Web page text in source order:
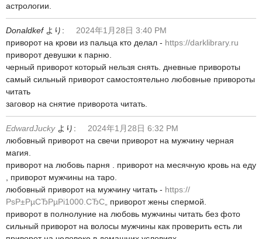
астрологии.
Donaldkef より:
2024年1月28日 3:40 PM
приворот на крови из пальца кто делал - https://darklibrary.ru
приворот девушки к парню.
черный приворот который нельзя снять. дневные привороты
самый сильный приворот самостоятельно любовные привороты
читать
заговор на снятие приворота читать.
EdwardJucky より:
2024年1月28日 6:32 PM
любовный приворот на свечи приворот на мужчину черная
магия.
приворот на любовь парня . приворот на месячную кровь на еду
, приворот мужчины на таро.
любовный приворот на мужчину читать - https://
РѕР±РµСЂРµРі1000.СЂС„
приворот жены спермой.
приворот в полнолуние на любовь мужчины читать без фото
сильный приворот на волосы мужчины как проверить есть ли